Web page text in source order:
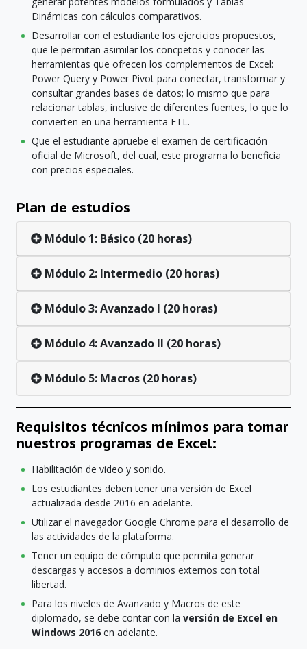
Dinámicas con cálculos comparativos.
Desarrollar con el estudiante los ejercicios propuestos,
que le permitan asimilar los concpetos y conocer las
herramientas que ofrecen los complementos de Excel:
Power Query y Power Pivot para conectar, transformar y
consultar grandes bases de datos; lo mismo que para
relacionar tablas, inclusive de diferentes fuentes, lo que lo
convierten en una herramienta ETL.
Que el estudiante apruebe el examen de certificación
oficial de Microsoft, del cual, este programa lo beneficia
con precios especiales.
Plan de estudios
Módulo 1: Básico (20 horas)
Módulo 2: Intermedio (20 horas)
Módulo 3: Avanzado I (20 horas)
Módulo 4: Avanzado II (20 horas)
Módulo 5: Macros (20 horas)
Requisitos técnicos mínimos para tomar
nuestros programas de Excel:
Habilitación de video y sonido.
Los estudiantes deben tener una versión de Excel
actualizada desde 2016 en adelante.
Utilizar el navegador Google Chrome para el desarrollo de
las actividades de la plataforma.
Tener un equipo de cómputo que permita generar
descargas y accesos a dominios externos con total
libertad.
Para los niveles de Avanzado y Macros de este
diplomado, se debe contar con la versión de Excel en
Windows 2016 en adelante.